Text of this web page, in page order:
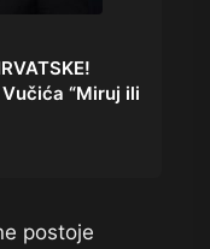
“Miruj ili
postoje